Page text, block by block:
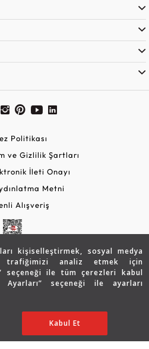
kişiselleştirmek, sosyal medya
trafiğimizi analiz etmek için
seçeneği ile tüm çerezleri kabul
seçeneği ile ayarları
Ayarları Düzenle
Kabul Et
SATIN ALIN
Politikası
ve Gizlilik Şartları
İleti Onayı
Metni
Alışveriş
- Bu sitenin tüm hakları